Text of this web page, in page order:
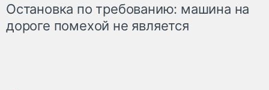
Остановка по требованию: машина на
дороге помехой не является